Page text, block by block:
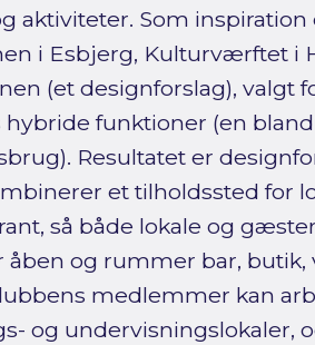
aktiviteter. Som
i Esbjerg, Kulturværftet i
(et designforslag), valgt
funktioner (en
Resultatet er
et tilholdssted for
så både lokale og
åben og rummer bar,
medlemmer kan
og undervisningslokaler,